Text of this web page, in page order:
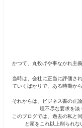
かつて、丸投げや事なかれ主
当時は、会社に正当に評価さ
ていくばかりで、ある時期か
それからは、ビジネス書の正
理不尽な要求を淡
このブログでは、過去の私と
と頭をこれ以上削られな